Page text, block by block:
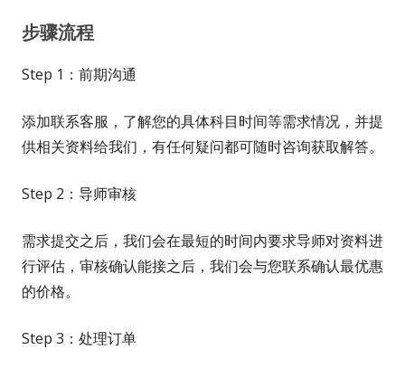
步骤流程
Step 1：前期沟通
添加联系客服，了解您的具体科目时间等需求情况，并提
供相关资料给我们，有任何疑问都可随时咨询获取解答。
Step 2：导师审核
需求提交之后，我们会在最短的时间内要求导师对资料进
行评估，审核确认能接之后，我们会与您联系确认最优惠
的价格。
Step 3：处理订单